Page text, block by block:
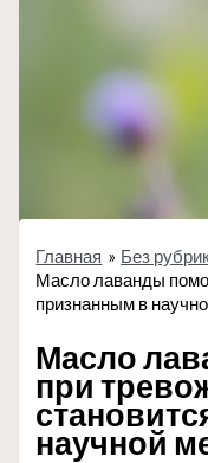
Главная
Без
Масло лаванды
признанным в
Масло
при
научной